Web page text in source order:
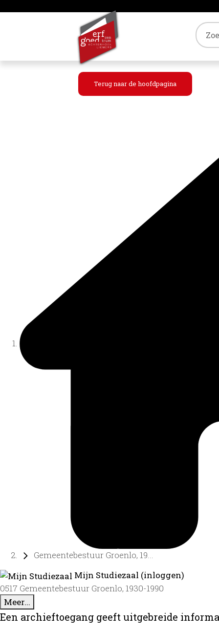
Terug naar de hoofdpagina
Gemeentebestuur Groenlo, 19...
Mijn Studiezaal (inloggen)
0517 Gemeentebestuur Groenlo, 1930-1990
Meer...
Een archieftoegang geeft uitgebreide